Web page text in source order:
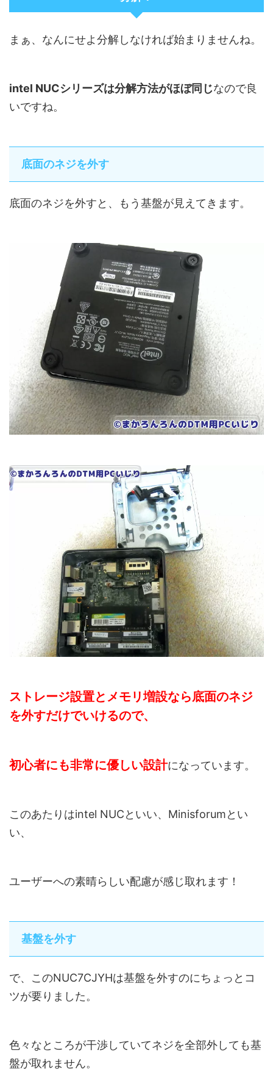
まぁ、なんにせよ分解しなければ始まりませんね。
intel NUCシリーズは分解方法がほぼ同じなので良
いですね。
底面のネジを外す
底面のネジを外すと、もう基盤が見えてきます。
ストレージ設置とメモリ増設なら底面のネジ
を外すだけでいけるので、
初心者にも非常に優しい設計になっています。
このあたりはintel NUCといい、Minisforumとい
い、
ユーザーへの素晴らしい配慮が感じ取れます！
基盤を外す
で、このNUC7CJYHは基盤を外すのにちょっとコ
ツが要りました。
色々なところが干渉していてネジを全部外しても基
盤が取れません。